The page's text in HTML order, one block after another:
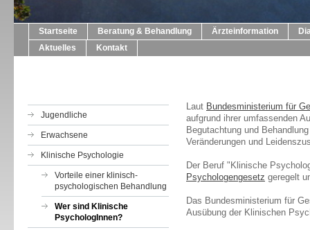
Startseite Beratung & Behandlung Ärzteinformation
Aktuelles
Kontakt
Jugendliche
Erwachsene
Klinische Psychologie
Vorteile einer klinisch-
psychologischen Behandlung
Wer sind Klinische
PsychologInnen?
Laut Bundesministerium für
aufgrund ihrer umfassenden
Begutachtung und
Veränderungen und
Der Beruf "Klinische
Psychologengesetz geregelt
Das Bundesministerium für
Ausübung der Klinischen